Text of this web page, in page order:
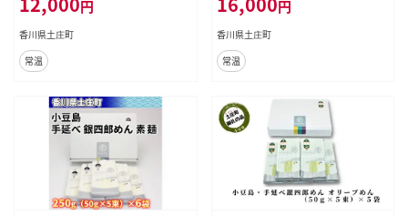
理
円
香川県土庄町
常温
円
香川県土庄町
常温